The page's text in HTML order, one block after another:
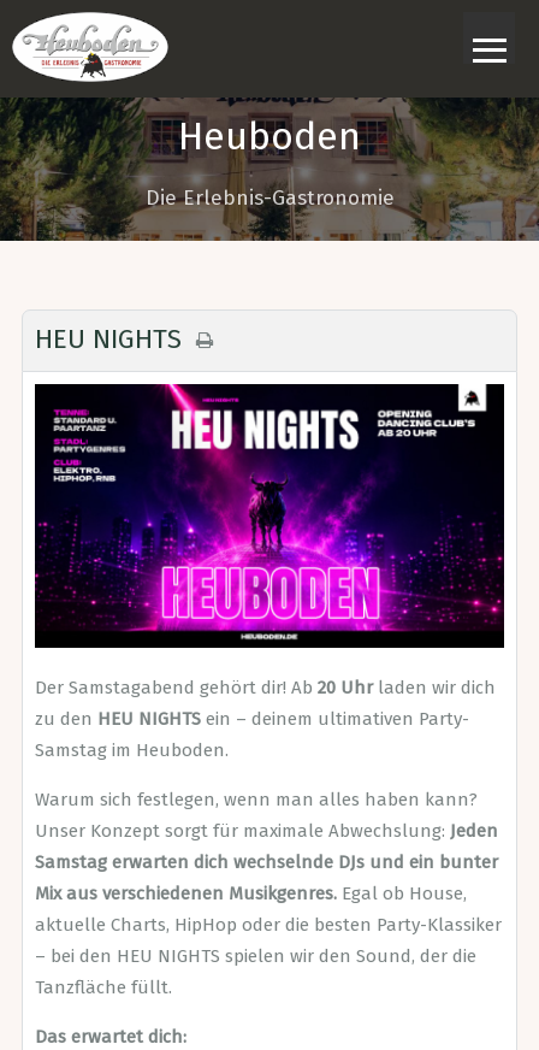
Heuboden
Die Erlebnis-Gastronomie
HEU NIGHTS
Der Samstagabend gehört dir! Ab 20 Uhrladen wir dich
zu den HEU NIGHTS ein – deinem ultimativen Party-
Samstag im Heuboden.
Warum sich festlegen, wenn man alles haben kann?
Unser Konzept sorgt für maximale Abwechslung: Jeden
Samstag erwarten dich wechselnde DJs und ein bunter
Mix aus verschiedenen Musikgenres. Egal ob House,
aktuelle Charts, HipHop oder die besten Party-Klassiker
– bei den HEU NIGHTS spielen wir den Sound, der die
Tanzfläche füllt.
Das erwartet dich:
≡